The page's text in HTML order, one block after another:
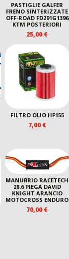
€.
PASTIGLIE GALFER
FRENO SINTERIZZATE
OFF-ROAD FD291G1396
KTM POSTERIORI
25,00€
FILTRO OLIO HF155
7,00€
MANUBRIO RACETECH
28.6 PIEGA DAVID
KNIGHT ARANCIO
MOTOCROSS ENDURO
70,00€